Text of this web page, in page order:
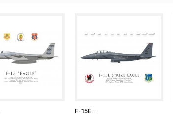
F-15E...